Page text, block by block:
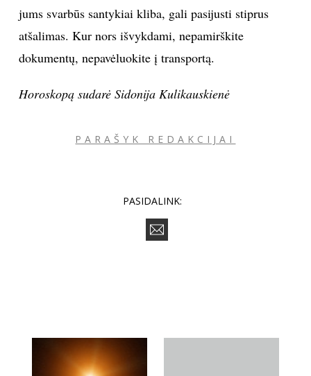
jums svarbūs santykiai kliba, gali pasijusti stiprus
atšalimas. Kur nors išvykdami, nepamirškite
dokumentų, nepavėluokite į transportą.
Horoskopą sudarė Sidonija Kulikauskienė
PARAŠYK REDAKCIJAI
PASIDALINK: